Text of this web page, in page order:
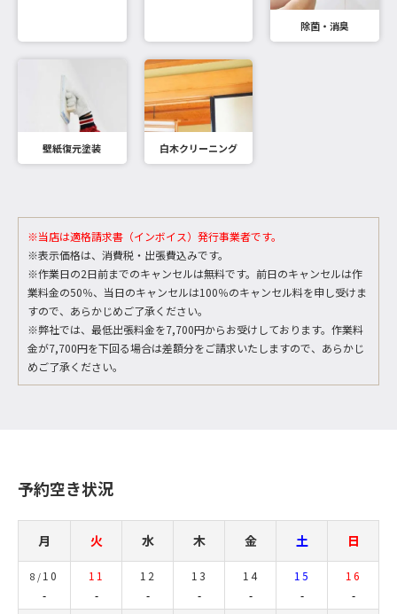
除菌・消臭
壁紙復元塗装 白木クリーニング
※当店は適格請求書（インボイス）発行事業者です。
※表示価格は、消費税・出張費込みです。
※作業日の2日前までのキャンセルは無料です。前日のキャンセルは作
業料金の50％、当日のキャンセルは100％のキャンセル料を申し受けま
すので、あらかじめご了承ください。
※弊社では、最低出張料金を7,700円からお受けしております。作業料
金が7,700円を下回る場合は差額分をご請求いたしますので、あらかじ
めご了承ください。
予約空き状況
月 火 水 木 金 土 日
8/ 10
-
11
-
12
-
13
-
14
-
15
-
16
-